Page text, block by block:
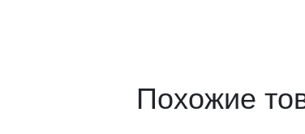
Похожие